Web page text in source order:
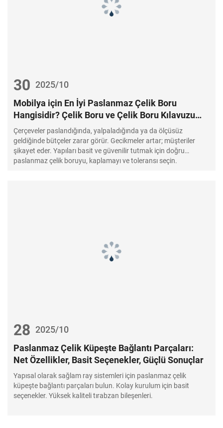
Mobilya için En İyi Paslanmaz Çelik Boru
Hangisidir? Çelik Boru ve Çelik Boru Kılavuzu
(Metal Mobilya) - Doğru Tedarikçi Nasıl Seçilir
Çerçeveler paslandığında, yalpaladığında ya da ölçüsüz
geldiğinde bütçeler zarar görür. Gecikmeler artar; müşteriler
şikayet eder. Yapıları basit ve güvenilir tutmak için doğru
paslanmaz çelik boruyu, kaplamayı ve toleransı seçin.
30 2025/10
Paslanmaz Çelik Küpeşte Bağlantı Parçaları:
Net Özellikler, Basit Seçenekler, Güçlü Sonuçlar
Yapısal olarak sağlam ray sistemleri için paslanmaz çelik
küpeşte bağlantı parçaları bulun. Kolay kurulum için basit
seçenekler. Yüksek kaliteli tırabzan bileşenleri.
28 2025/10